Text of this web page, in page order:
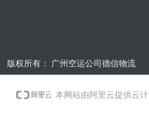
版权所有： 广州空运公司德信物流
本网站由阿里云提供云